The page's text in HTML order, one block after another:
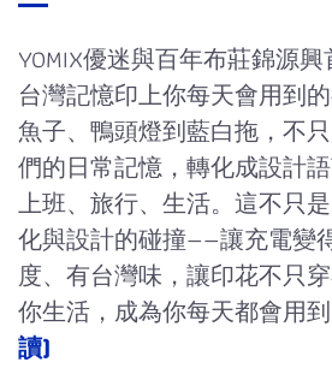
YOMIX優迷與百年布莊錦源
台灣記憶印上你每天會用到
魚子、鴨頭燈到藍白拖，不
們的日常記憶，轉化成設計語
上班、旅行、生活。這不只
化與設計的碰撞——讓充電變
度、有台灣味，讓印花不只
你生活，成為你每天都會用
讀)